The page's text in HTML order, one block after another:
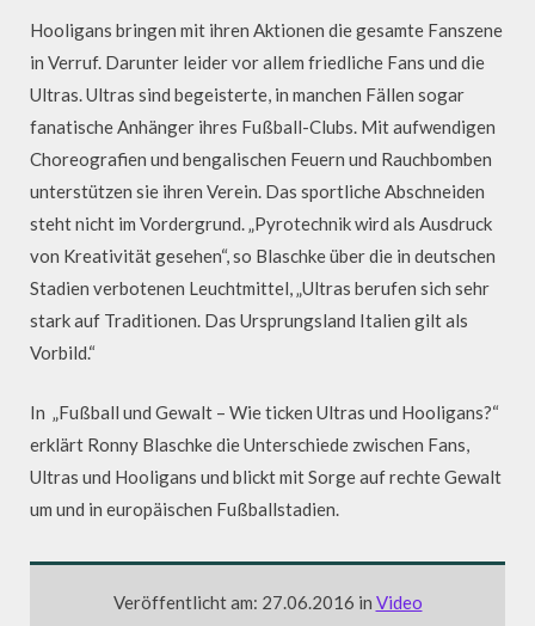
Hooligans bringen mit ihren Aktionen die gesamte Fanszene
in Verruf. Darunter leider vor allem friedliche Fans und die
Ultras. Ultras sind begeisterte, in manchen Fällen sogar
fanatische Anhänger ihres Fußball-Clubs. Mit aufwendigen
Choreografien und bengalischen Feuern und Rauchbomben
unterstützen sie ihren Verein. Das sportliche Abschneiden
steht nicht im Vordergrund. „Pyrotechnik wird als Ausdruck
von Kreativität gesehen“, so Blaschke über die in deutschen
Stadien verbotenen Leuchtmittel, „Ultras berufen sich sehr
stark auf Traditionen. Das Ursprungsland Italien gilt als
Vorbild.“
In „Fußball und Gewalt – Wie ticken Ultras und Hooligans?“
erklärt Ronny Blaschke die Unterschiede zwischen Fans,
Ultras und Hooligans und blickt mit Sorge auf rechte Gewalt
um und in europäischen Fußballstadien.
Veröffentlicht am: 27.06.2016 in Video